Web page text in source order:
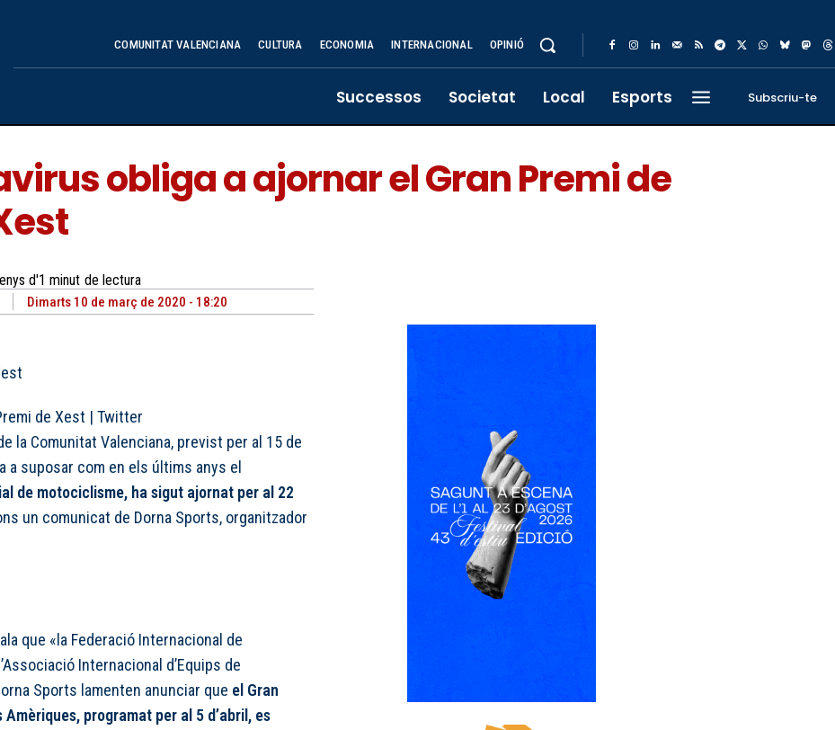
COMUNITAT VALENCIANA CULTURA ECONOMIA INTERNACIONAL OPINIÓ
Successos Societat Local Esports Subscriu-te
obliga a ajornar el Gran Premi de
d'1 minut de lectura
Dimarts 10 de març de 2020 - 18:20
de Xest | Twitter
la Comunitat Valenciana, previst per al 15 de
a suposar com en els últims anys el
de motociclisme, ha sigut ajornat per al 22
un comunicat de Dorna Sports, organitzador
que «la Federació Internacional de
Internacional d’Equips de
Sports lamenten anunciar que el Gran
Amèriques, programat per al 5 d’abril, es